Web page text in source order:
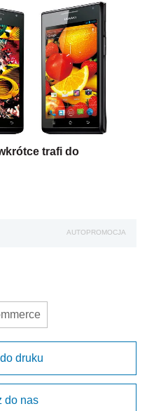
trafi do
AUTOPROMOCJA
druku
do nas